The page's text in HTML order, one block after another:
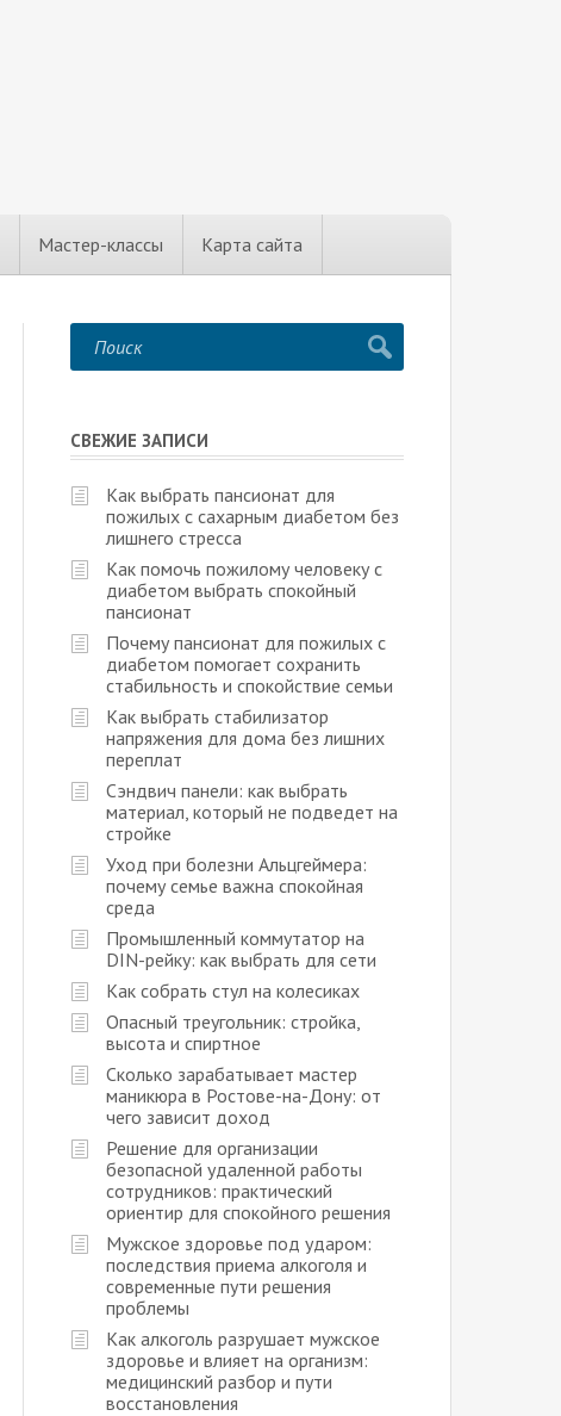
Мастер-классы Карта сайта
СВЕЖИЕ ЗАПИСИ
Как выбрать пансионат для
пожилых с сахарным диабетом без
лишнего стресса
Как помочь пожилому человеку с
диабетом выбрать спокойный
пансионат
Почему пансионат для пожилых с
диабетом помогает сохранить
стабильность и спокойствие семьи
Как выбрать стабилизатор
напряжения для дома без лишних
переплат
Сэндвич панели: как выбрать
материал, который не подведет на
стройке
Уход при болезни Альцгеймера:
почему семье важна спокойная
среда
Промышленный коммутатор на
DIN-рейку: как выбрать для сети
Как собрать стул на колесиках
Опасный треугольник: стройка,
высота и спиртное
Сколько зарабатывает мастер
маникюра в Ростове-на-Дону: от
чего зависит доход
Решение для организации
безопасной удаленной работы
сотрудников: практический
ориентир для спокойного решения
Мужское здоровье под ударом:
последствия приема алкоголя и
современные пути решения
проблемы
Как алкоголь разрушает мужское
здоровье и влияет на организм:
медицинский разбор и пути
восстановления